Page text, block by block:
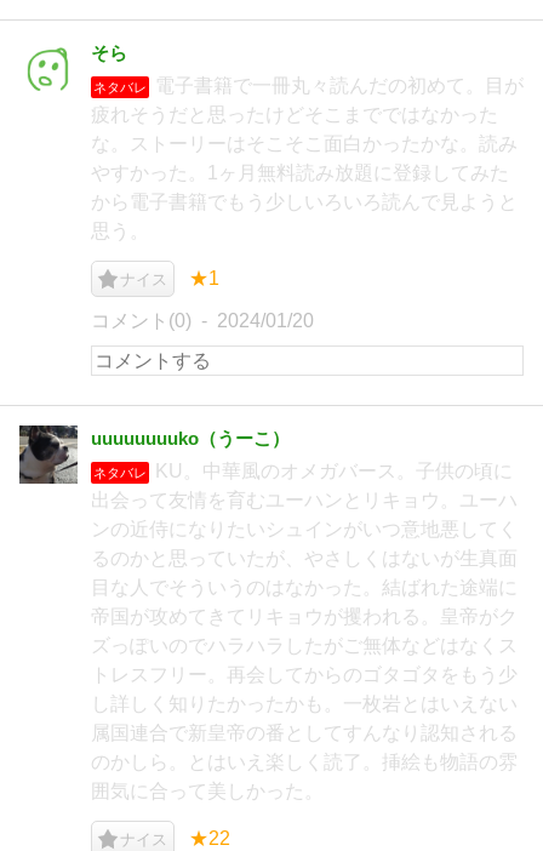
そら
ネタバレ
電子書籍で一冊丸々読んだの初めて。目が
疲れそうだと思ったけどそこまでではなかった
な。ストーリーはそこそこ面白かったかな。読み
やすかった。1ヶ月無料読み放題に登録してみた
から電子書籍でもう少しいろいろ読んで見ようと
思う。
ナイス ★1
コメント(0) 2024/01/20
uuuuuuuuko（うーこ）
ネタバレ
KU。中華風のオメガバース。子供の頃に
出会って友情を育むユーハンとリキョウ。ユーハ
ンの近侍になりたいシュインがいつ意地悪してく
るのかと思っていたが、やさしくはないが生真面
目な人でそういうのはなかった。結ばれた途端に
帝国が攻めてきてリキョウが攫われる。皇帝がク
ズっぽいのでハラハラしたがご無体などはなくス
トレスフリー。再会してからのゴタゴタをもう少
し詳しく知りたかったかも。一枚岩とはいえない
属国連合で新皇帝の番としてすんなり認知される
のかしら。とはいえ楽しく読了。挿絵も物語の雰
囲気に合って美しかった。
ナイス ★22